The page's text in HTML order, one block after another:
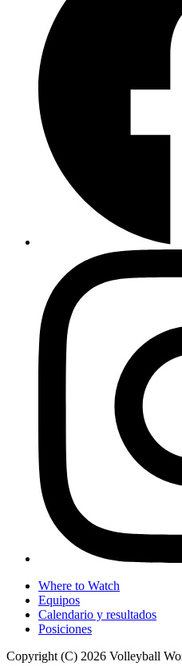
Where to Watch
Equipos
Calendario y resultados
Posiciones
Copyright (C) 2026 Volleyball